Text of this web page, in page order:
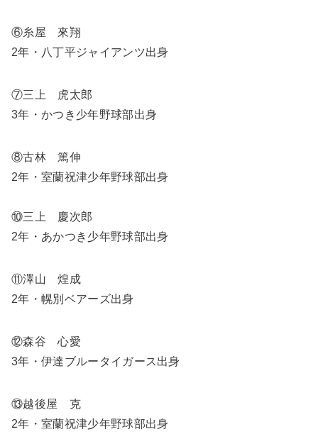
⑥糸屋 來翔
2年・八丁平ジャイアンツ出身
⑦三上 虎太郎
3年・かつき少年野球部出身
⑧古林 篤伸
2年・室蘭祝津少年野球部出身
⑩三上 慶次郎
2年・あかつき少年野球部出身
⑪澤山 煌成
2年・幌別ベアーズ出身
⑫森谷 心愛
3年・伊達ブルータイガース出身
⑬越後屋 克
2年・室蘭祝津少年野球部出身